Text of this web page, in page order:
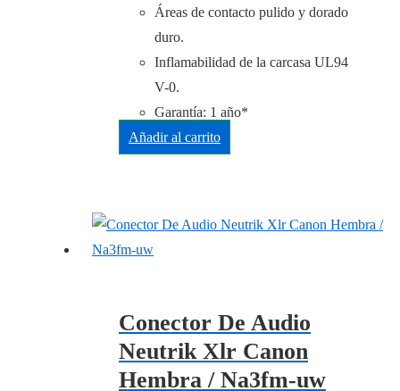
Áreas de contacto pulido y dorado
duro.
Inflamabilidad de la carcasa UL94
V-0.
Garantía: 1 año*
Añadir al carrito
Conector De Audio
Neutrik Xlr Canon
Hembra / Na3fm-uw